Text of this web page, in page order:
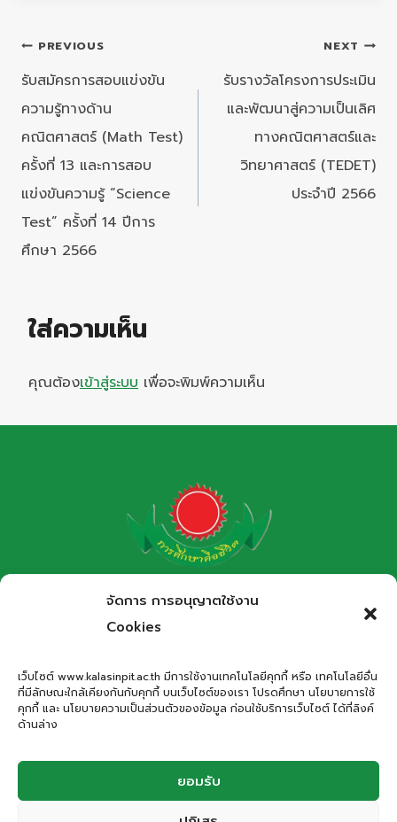
จัดการ การอนุญาตใช้งาน
Cookies
เว็บไซต์ www.kalasinpit.ac.th มีการใช้งานเทคโนโลยีคุกกี้ หรือ เทคโนโลยีอื่น
ที่มีลักษณะใกล้เคียงกันกับคุกกี้ บนเว็บไซต์ของเรา โปรดศึกษา นโยบายการใช้
คุกกี้ และ นโยบายความเป็นส่วนตัวของข้อมูล ก่อนใช้บริการเว็บไซต์ ได้ที่ลิงค์
ด้านล่าง
ยอมรับ
แนะแนว
เรื่อง
PREVIOUS
รับสมัครการสอบแข่งขัน
ความรู้ทางด้าน
คณิตศาสตร์ (Math Test)
ครั้งที่ 13 และการสอบ
แข่งขันความรู้ “Science
Test” ครั้งที่ 14 ปีการ
ศึกษา 2566
NEXT
รับรางวัลโครงการประเมิน
และพัฒนาสู่ความเป็นเลิศ
ทางคณิตศาสตร์และ
วิทยาศาสตร์ (TEDET)
ประจำปี 2566
ใส่ความเห็น
คุณต้องเข้าสู่ระบบ เพื่อจะพิมพ์ความเห็น
โรงเรียนกาฬสินธุ์พิทยาสรรพ์
สำนักงานเขตพื้นที่การศึกษามัธยมศึกษากาฬสินธุ์
ที่อยู่: เลขที่ 66 ถนนอรรถเปศล ตำบลกาฬสินธุ์ อำเภอเมือง
กาฬสินธุ์ จังหวัดกาฬสินธุ์ 46000
office.kps@kalasinpit.ac.th